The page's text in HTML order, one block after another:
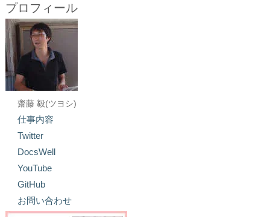
プロフィール
齋藤 毅(ツヨシ)
仕事内容
Twitter
DocsWell
YouTube
GitHub
お問い合わせ